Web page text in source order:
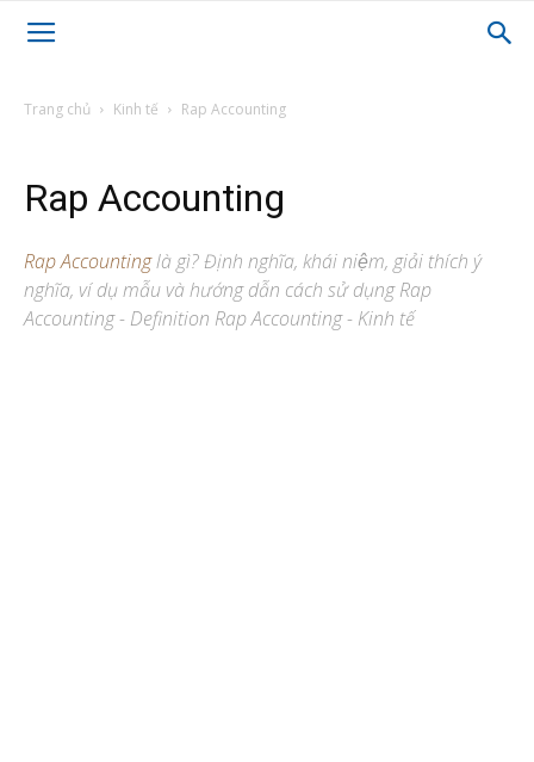
Trang chủ Kinh tế Rap Accounting
Rap Accounting
Rap Accountinglà gì? Định nghĩa, khái niệm, giải thích ý
nghĩa, ví dụ mẫu và hướng dẫn cách sử dụng Rap
Accounting - Definition Rap Accounting - Kinh tế